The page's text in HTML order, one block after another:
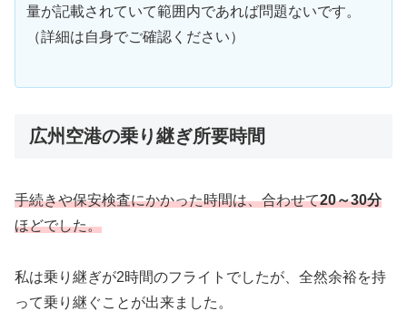
量が記載されていて範囲内であれば問題ないです。
（詳細は自身でご確認ください）
広州空港の乗り継ぎ所要時間
手続きや保安検査にかかった時間は、合わせて20～30分
ほどでした。
私は乗り継ぎが2時間のフライトでしたが、全然余裕を持
って乗り継ぐことが出来ました。